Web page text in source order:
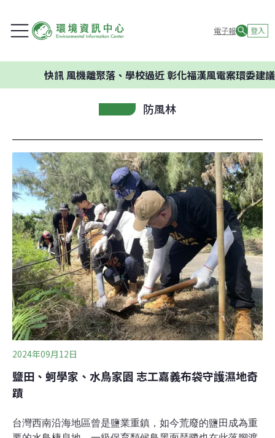
電子報 登入
風機離聚落、學校過近 彰化福漢風電案環委建議不應開發
防風林
2024年09月12日
鹽田、蚵學家、水鳥家園 志工嘉義布袋守護濕地奇
蹟
台灣西南沿海地區曾是鹽業重鎮，如今荒廢的鹽田成為重